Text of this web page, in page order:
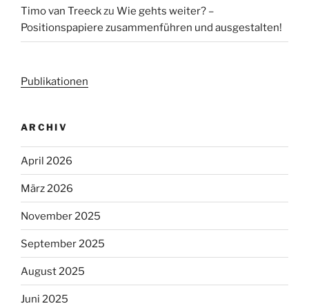
Timo van Treeckzu Wie gehts weiter? –
Positionspapiere zusammenführen und ausgestalten!
Publikationen
ARCHIV
April 2026
März 2026
November 2025
September 2025
August 2025
Juni 2025